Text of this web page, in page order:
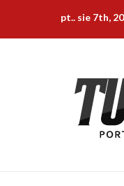
content
pt.. sie 7th,